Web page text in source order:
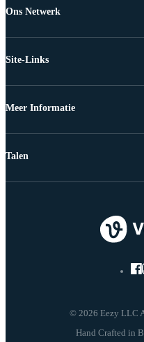
Ons Netwerk
Site-Links
Meer Informatie
© 2026 Eezy LLC
Talen